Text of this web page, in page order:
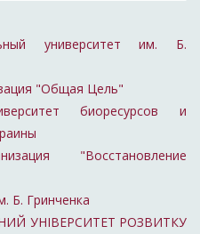
университет им. Б.
"Общая Цель"
биоресурсов и
"Восстановление
Б. Гринченка
УНІВЕРСИТЕТ РОЗВИТКУ